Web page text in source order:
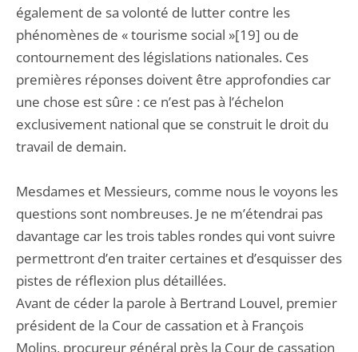
également de sa volonté de lutter contre les
phénomènes de « tourisme social »[19] ou de
contournement des législations nationales. Ces
premières réponses doivent être approfondies car
une chose est sûre : ce n’est pas à l’échelon
exclusivement national que se construit le droit du
travail de demain.
Mesdames et Messieurs, comme nous le voyons les
questions sont nombreuses. Je ne m’étendrai pas
davantage car les trois tables rondes qui vont suivre
permettront d’en traiter certaines et d’esquisser des
pistes de réflexion plus détaillées.
Avant de céder la parole à Bertrand Louvel, premier
président de la Cour de cassation et à François
Molins, procureur général près la Cour de cassation